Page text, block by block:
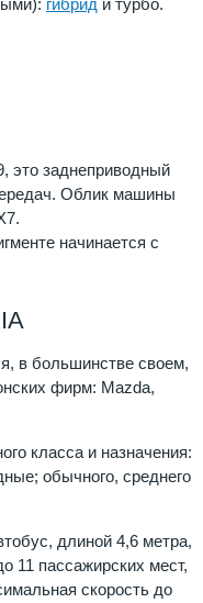
гибрид и турбо.
это заднеприводный
Облик машины
начинается с
в большинстве своем,
фирм: Mazda,
класса и назначения:
обычного, среднего
длиной 4,6 метра,
11 пассажирских мест,
скорость до